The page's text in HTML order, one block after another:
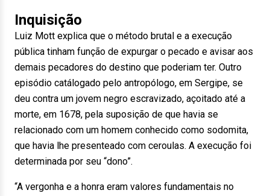
Inquisição
Luiz Mott explica que o método brutal e a execução
pública tinham função de expurgar o pecado e avisar aos
demais pecadores do destino que poderiam ter. Outro
episódio catálogado pelo antropólogo, em Sergipe, se
deu contra um jovem negro escravizado, açoitado até a
morte, em 1678, pela suposição de que havia se
relacionado com um homem conhecido como sodomita,
que havia lhe presenteado com ceroulas. A execução foi
determinada por seu “dono”.
“A vergonha e a honra eram valores fundamentais no